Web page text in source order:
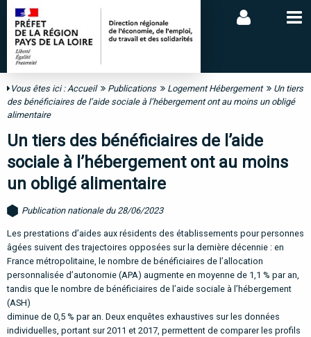
Vous êtes ici :Accueil Publications Logement Hébergement
Un tiers
des bénéficiaires de l’aide sociale à l’hébergement ont au moins un obligé
alimentaire
Un tiers des bénéficiaires de l’aide
sociale à l’hébergement ont au moins
un obligé alimentaire
Publication nationale du 28/06/2023
Les prestations d’aides aux résidents des établissements pour personnes
âgées suivent des trajectoires opposées sur la dernière décennie : en
France métropolitaine, le nombre de bénéficiaires de l’allocation
personnalisée d’autonomie (APA) augmente en moyenne de 1,1 % par an,
tandis que le nombre de bénéficiaires de l’aide sociale à l’hébergement
(ASH)
diminue de 0,5 % par an. Deux enquêtes exhaustives sur les données
individuelles, portant sur 2011 et 2017, permettent de comparer les profils